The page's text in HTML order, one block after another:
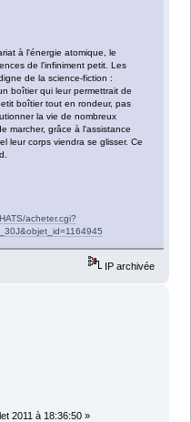
à l'énergie atomique, le
de l'infiniment petit. Les
de la science-fiction :
boîtier qui leur permettrait de
boîtier tout en rondeur, pas
la vie de nombreux
marcher, grâce à l'assistance
leur corps viendra se glisser. Ce
acheter.cgi?
IP archivée
2011 à 18:36:50 »